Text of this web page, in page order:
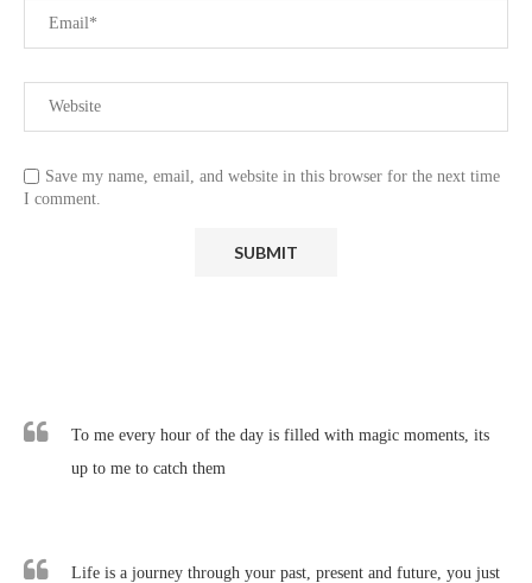
Save my name, email, and website in this browser for the next time
I comment.
To me every hour of the day is filled with magic moments, its
up to me to catch them
Life is a journey through your past, present and future, you just